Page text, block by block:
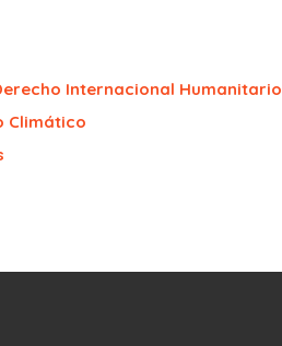
Internacional Humanitario
Climático